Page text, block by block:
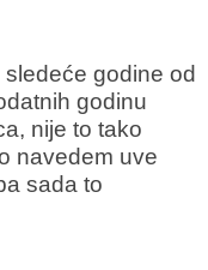
godine od
godinu
nije to tako
navedem uve
sada to